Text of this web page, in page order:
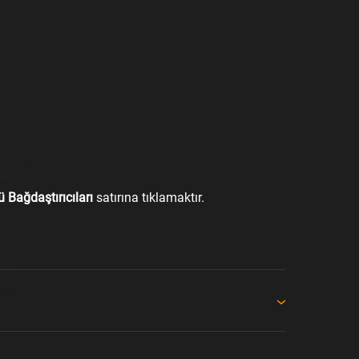
Bağdaştırıcıları satırına tıklamaktır.